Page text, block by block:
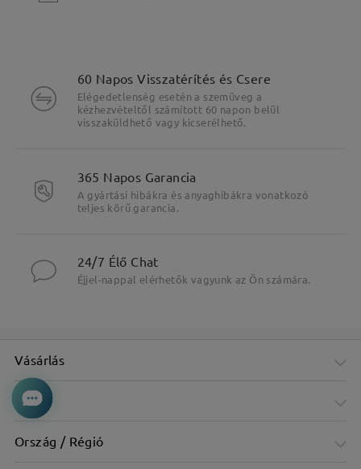
60 Napos Visszatérítés és Csere
Elégedetlenség esetén a szemüveg a
kézhezvételtől számított 60 napon belül
visszaküldhető vagy kicserélhető.
365 Napos Garancia
A gyártási hibákra és anyaghibákra vonatkozó
teljes körű garancia.
24/7 Élő Chat
Éjjel-nappal elérhetők vagyunk az Ön számára.
Vásárlás
Cég
Ország / Régió